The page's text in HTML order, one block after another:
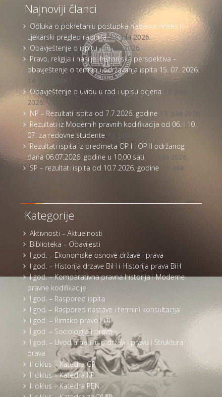
Najnoviji članci
Odluka o pokretanju postupka nabavke Aneks II –
Ljekarski pregled radnika 22. Jula 2026.
Obavještenje o ispitu 14. Jula 2026.
Pravo, religija i nasilje: historijska perspektiva –
obavještenje o terminu održavanja ispita 15. 07. 2026.
14. Jula 2026.
Obavještenje o uvidu u rad i upisu ocjena
2026.
NP – Rezultati ispita od 7.7.2026. godine 13. Jula 2026.
Rezultati iz Modernih pravnih kodifikacija od 06. i 10.
07. za redovne studente 13. Jula 2026.
Rezultati ispita iz predmeta OP I i OP II održanog
dana 06.07.2026. godine u 10,00 sati
13. Jula 2026.
SP – rezultati ispita od 10.7.2026. godine
13. Jula
Kategorije
Aktivnosti – Aktuelnosti
Biblioteka – Obavijesti
I god. – Ekonomske osnove države i prava
I god. – Historija drzave BiH i Historija prava BiH
I god. – Komparativna pravna historija i Moderne
pravne kodifikacije
I god. – Raspored ispita
I god. – Raspored nastave i termini konsultacija
I god. – Rimsko pravo I i II
I god. – Sociologija i pravo
I god. – Uvod u nauku o državi i pravu i Struktura
prava
II ciklus – Katedra GP
II ciklus – Katedra KP
II ciklus – Katedra PEN